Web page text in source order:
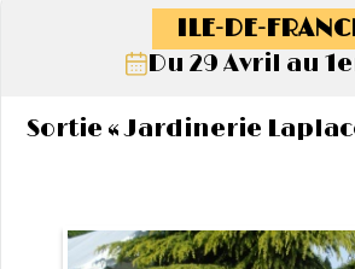
ILE-DE-
Du 29 Avril au
Sortie « Jardinerie Laplace